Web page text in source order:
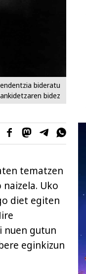
bideratu
bidez
tematzen
Uko
diet egiten
nuen gutun
eginkizun